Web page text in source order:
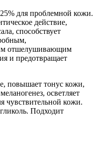
для проблемной кожи.
действие,
способствует
отшелушивающим
и предотвращает
повышает тонус кожи,
осветляет
чувствительной кожи.
Подходит